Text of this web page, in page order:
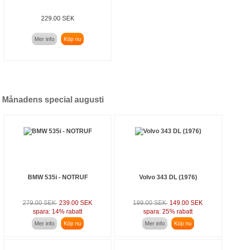
229.00 SEK
Mer info Köp nu
Månadens special augusti
BMW 535i - NOTRUF
279.00 SEK 239.00 SEK
spara: 14% rabatt
Mer info
Köp nu
Volvo 343 DL (1976)
199.00 SEK 149.00 SEK
spara: 25% rabatt
Mer info
Köp nu